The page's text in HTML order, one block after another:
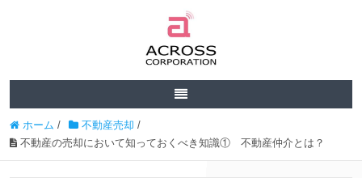
ホーム / 不動産売却 /
不動産の売却において知っておくべき知識① 不動産仲介とは？